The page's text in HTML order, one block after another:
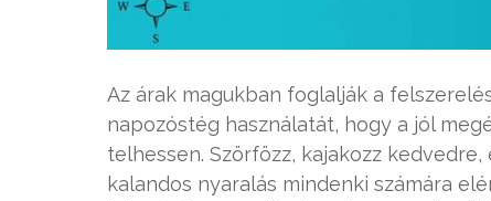
Az árak magukban foglalják a
napozóstég használatát, hogy a jól
telhessen. Szörfözz, kajakozz
kalandos nyaralás mindenki számára